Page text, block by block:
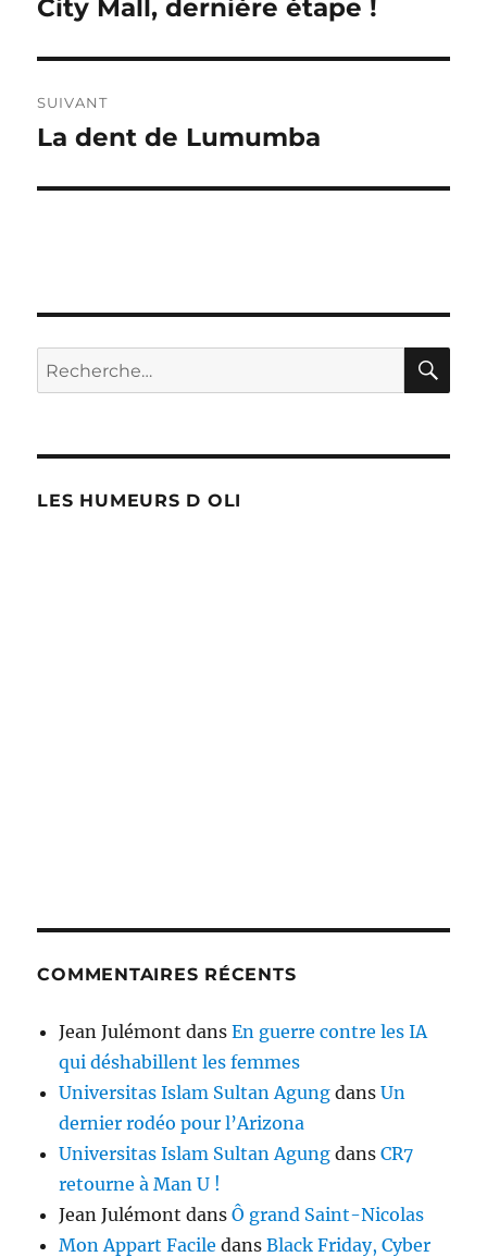
Publication
City Mall, dernière étape !
SUIVANT
Publication
La dent de Lumumba
Recherche
pour :
LES HUMEURS D OLI
COMMENTAIRES RÉCENTS
Jean Julémont dansEn guerre contre les IA
qui déshabillent les femmes
Universitas Islam Sultan Agung dansUn
dernier rodéo pour l’Arizona
Universitas Islam Sultan Agung dansCR7
retourne à Man U !
Jean Julémont dansÔ grand Saint-Nicolas
Mon Appart Facile dansBlack Friday, Cyber